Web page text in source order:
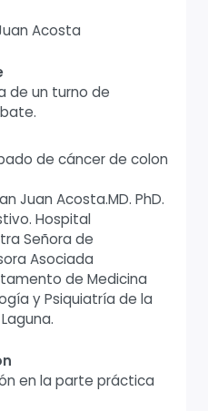
Acosta
de un turno de
de cáncer de colon
Juan Acosta.MD. PhD.
Hospital
Señora de
Asociada
de Medicina
y Psiquiatría de la
en la parte práctica